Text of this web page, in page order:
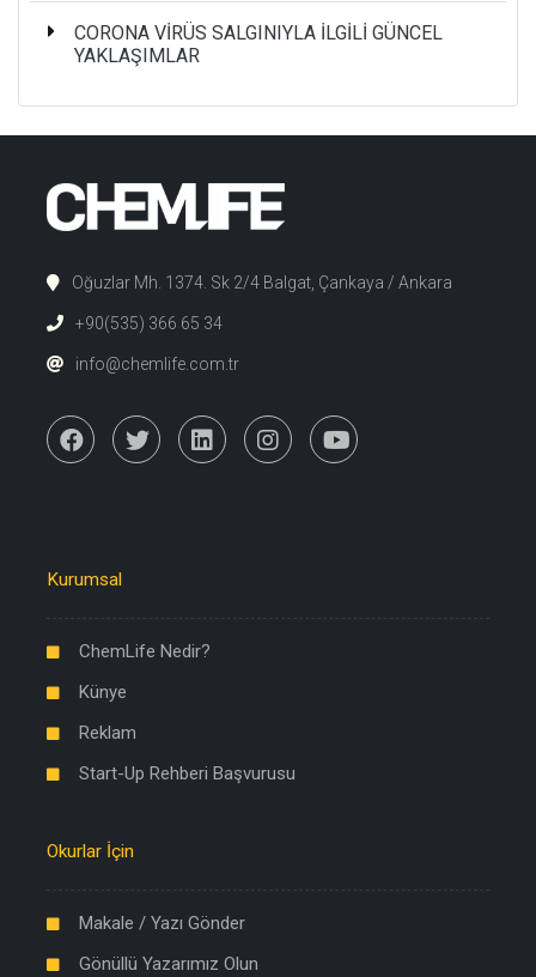
CORONA VİRÜS SALGINIYLA İLGİLİ GÜNCEL
YAKLAŞIMLAR
Oğuzlar Mh. 1374. Sk 2/4 Balgat, Çankaya / Ankara
+90(535) 366 65 34
info@chemlife.com.tr
Kurumsal
ChemLife Nedir?
Künye
Reklam
Start-Up Rehberi Başvurusu
Okurlar İçin
Makale / Yazı Gönder
Gönüllü Yazarımız Olun